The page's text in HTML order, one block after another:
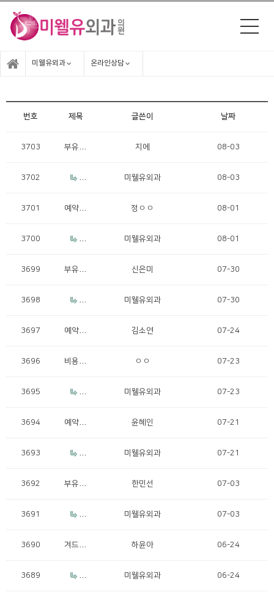
미웰유외과 온라인상담
번호 제목 글쓴이 날짜
3703
부유방
지에 08-03
3702
R
미웰유외과 08-03
3701
예약문
정ㅇㅇ 08-01
3700
R
미웰유외과 08-01
3699
부유방
신은미 07-30
3698
R
비용문
미웰유외과 07-30
3697
예약취
김소연 07-24
3696
비용문
ㅇㅇ 07-23
3695
R
미웰유외과 07-23
3694
예약문
윤혜인 07-21
3693
R
미웰유외과 07-21
3692
부유방
한민선 07-03
3691
R
거
미웰유외과 07-03
3690
겨드랑
하윤아 06-24
3689
R
미웰유외과 06-24